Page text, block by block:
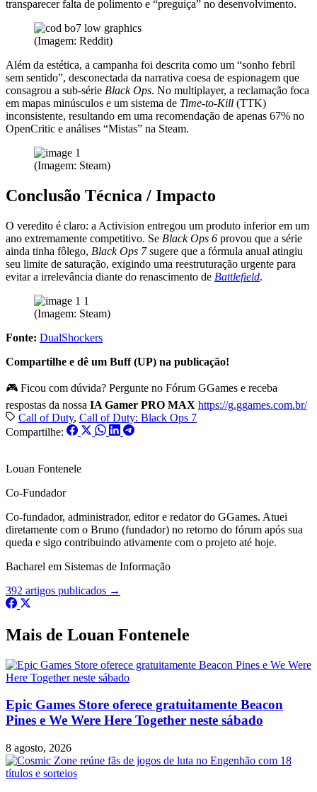
transparecer falta de polimento e “preguiça” no desenvolvimento.
(Imagem: Reddit)
Além da estética, a campanha foi descrita como um “sonho febril
sem sentido”, desconectada da narrativa coesa de espionagem que
consagrou a sub-série Black Ops. No multiplayer, a reclamação foca
em mapas minúsculos e um sistema de Time-to-Kill (TTK)
inconsistente, resultando em uma recomendação de apenas 67% no
OpenCritic e análises “Mistas” na Steam.
(Imagem: Steam)
Conclusão Técnica / Impacto
O veredito é claro: a Activision entregou um produto inferior em um
ano extremamente competitivo. Se Black Ops 6 provou que a série
ainda tinha fôlego, Black Ops 7sugere que a fórmula anual atingiu
seu limite de saturação, exigindo uma reestruturação urgente para
evitar a irrelevância diante do renascimento de Battlefield.
(Imagem: Steam)
Fonte: DualShockers
Compartilhe e dê um Buff (UP) na publicação!
🎮 Ficou com dúvida? Pergunte no Fórum GGames e receba
respostas da nossa IA Gamer PRO MAX https://g.ggames.com.br/
Call of Duty, Call of Duty: Black Ops 7
Compartilhe:
Louan Fontenele
Co-Fundador
Co-fundador, administrador, editor e redator do GGames. Atuei
diretamente com o Bruno (fundador) no retorno do fórum após sua
queda e sigo contribuindo ativamente com o projeto até hoje.
Bacharel em Sistemas de Informação
392 artigos publicados →
Mais de Louan Fontenele
Epic Games Store oferece gratuitamente Beacon
Pines e We Were Here Together neste sábado
8 agosto, 2026